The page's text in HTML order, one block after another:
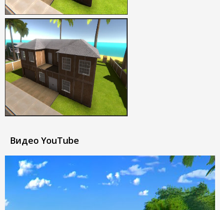
Видео YouTube